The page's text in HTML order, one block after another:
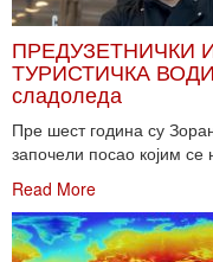
ПРЕДУЗЕТНИЧКИ
ТУРИСТИЧКА
сладоледа
Пре шест година су
започели посао којим се
Read More